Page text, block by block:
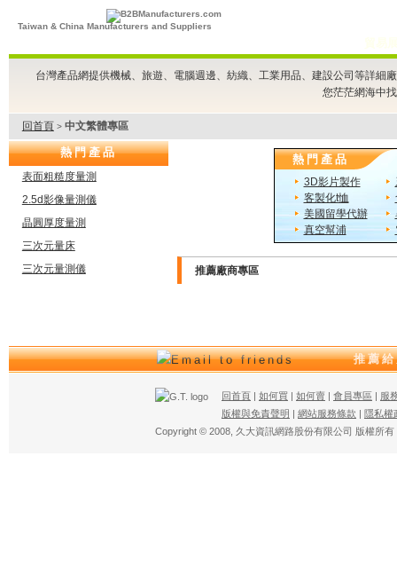
Taiwan & China Manufacturers and Suppliers
台灣產品網提供機械、旅遊、電腦週邊、紡織、工業用品、建設公司等詳
您茫茫網海中
回首頁 > 中文繁體專區
熱門產品
表面粗糙度量測
2.5d影像量測儀
晶圓厚度量測
三次元量床
三次元量測儀
熱門產品
3D影片製作
客製化t恤
美國留學代辦
真空幫浦
推薦廠商專區
推薦
回首頁| 如何買| 如何賣 | 會員專區| 服
版權與免責聲明 | 網站服務條款 | 隱私權
Copyright © 2008, 久大資訊網路股份有限公司 版權所